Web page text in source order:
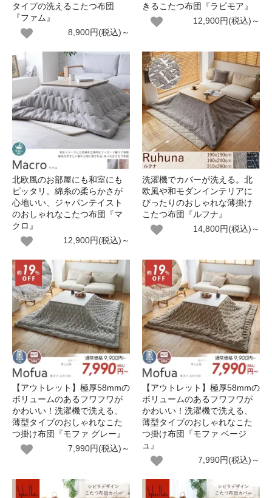
タイプの洗えるこたつ布団
『ファム』
8,900円(税込)～
きるこたつ布団『ラピモア』
12,900円(税込)～
北欧風のお部屋にも和室にも
ピッタリ。綿糸の柔らかさが
心地いい、ジャパンテイスト
のおしゃれなこたつ布団『マ
クロ』
12,900円(税込)～
洗濯機でカバーが洗える。北
欧風や和モダンインテリアに
ぴったりのおしゃれな薄掛け
こたつ布団『ルフナ』
14,800円(税込)～
【アウトレット】極厚58mmの
ボリュームのあるフワフワが
かわいい！洗濯機で洗える、
薄型タイプのおしゃれなこた
つ掛け布団『モファ グレー』
7,990円(税込)～
【アウトレット】極厚58mmの
ボリュームのあるフワフワが
かわいい！洗濯機で洗える、
薄型タイプのおしゃれなこた
つ掛け布団『モファ ベージ
ュ』
7,990円(税込)～